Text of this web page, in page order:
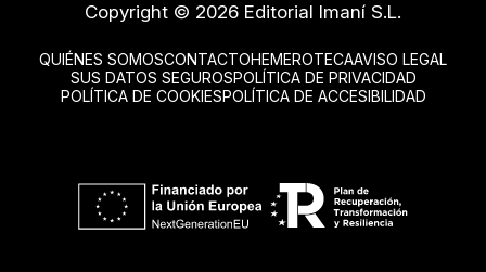
Copyright © 2026 Editorial Imaní S.L.
QUIÉNES SOMOSCONTACTOHEMEROTECAAVISO LEGAL
SUS DATOS SEGUROSPOLÍTICA DE PRIVACIDAD
POLÍTICA DE COOKIESPOLÍTICA DE ACCESIBILIDAD